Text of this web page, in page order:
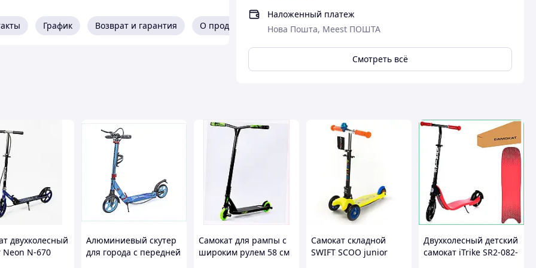
Наложенный платеж
Нова Пошта, Meest ПОШТА
Смотреть всё
График Возврат и гарантия О продавце
двухколесный
Neon N-670
Алюминиевый скутер
для города с передней
Самокат для рампы с
широким рулем 58 см
Самокат складной
SWIFT SCOO junior
Двухколесный детский
самокат iTrike SR2-082-